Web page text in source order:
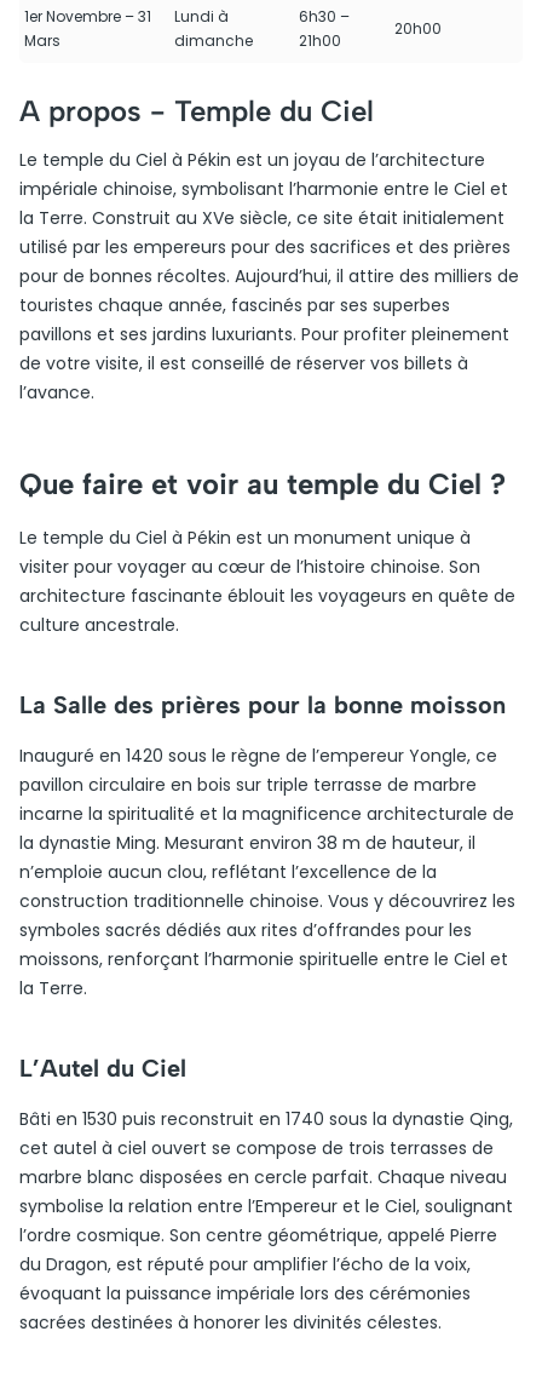
1er Novembre – 31
Mars
Lundi à
dimanche
6h30 –
21h00
20h00
A propos - Temple du Ciel
Le temple du Ciel à Pékin est un joyau de l’architecture
impériale chinoise, symbolisant l’harmonie entre le Ciel et
la Terre. Construit au XVe siècle, ce site était initialement
utilisé par les empereurs pour des sacrifices et des prières
pour de bonnes récoltes. Aujourd’hui, il attire des milliers de
touristes chaque année, fascinés par ses superbes
pavillons et ses jardins luxuriants. Pour profiter pleinement
de votre visite, il est conseillé de réserver vos billets à
l’avance.
Que faire et voir au temple du Ciel ?
Le temple du Ciel à Pékin est un monument unique à
visiter pour voyager au cœur de l’histoire chinoise. Son
architecture fascinante éblouit les voyageurs en quête de
culture ancestrale.
La Salle des prières pour la bonne moisson
Inauguré en 1420 sous le règne de l’empereur Yongle, ce
pavillon circulaire en bois sur triple terrasse de marbre
incarne la spiritualité et la magnificence architecturale de
la dynastie Ming. Mesurant environ 38 m de hauteur, il
n’emploie aucun clou, reflétant l’excellence de la
construction traditionnelle chinoise. Vous y découvrirez les
symboles sacrés dédiés aux rites d’offrandes pour les
moissons, renforçant l’harmonie spirituelle entre le Ciel et
la Terre.
L’Autel du Ciel
Bâti en 1530 puis reconstruit en 1740 sous la dynastie Qing,
cet autel à ciel ouvert se compose de trois terrasses de
marbre blanc disposées en cercle parfait. Chaque niveau
symbolise la relation entre l’Empereur et le Ciel, soulignant
l’ordre cosmique. Son centre géométrique, appelé Pierre
du Dragon, est réputé pour amplifier l’écho de la voix,
évoquant la puissance impériale lors des cérémonies
sacrées destinées à honorer les divinités célestes.